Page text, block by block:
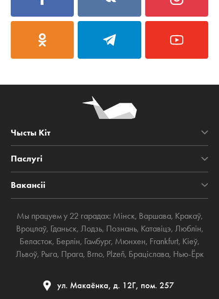
Чысты Кіт
Паслугі
Вакансіі
Мы працуем у 22 гарадах: Мінск, Варшава, Кракаў,
Вроцлаў, Гданьск, Лодзь, Познань, Катавіцэ, Люблін,
Беласток, Берлін, Гамбург, Мюнхен, Frankfurt, Кіеў,
Львоў, Рыга, Прага, Brno, Plzeň, Браціслава, Нью-Ёрк
ул. Макаёнка, д. 12Г, пом. 257